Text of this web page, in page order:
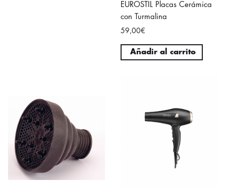
EUROSTIL Placas Cerámica
con Turmalina
59,00€
Añadir al carrito